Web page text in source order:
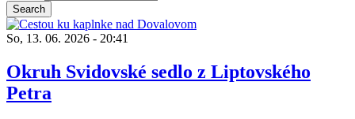
So, 13. 06. 2026 - 20:41
Okruh Svidovské sedlo z Liptovského
Petra